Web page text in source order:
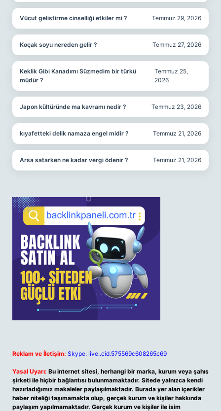
Vücut gelistirme cinselliği etkiler mi ? Temmuz 29, 2026
Koçak soyu nereden gelir ? Temmuz 27, 2026
Keklik Gibi Kanadımı Süzmedim bir türkü
müdür ?
Temmuz 25,
2026
Japon kültüründe ma kavramı nedir ? Temmuz 23, 2026
kıyafetteki delik namaza engel midir ? Temmuz 21, 2026
Arsa satarken ne kadar vergi ödenir ? Temmuz 21, 2026
Reklam ve İletişim: Skype: live:.cid.575569c608265c69
Yasal Uyarı: Bu internet sitesi, herhangi bir marka, kurum veya şahıs
şirketi ile hiçbir bağlantısı bulunmamaktadır. Sitede yalnızca kendi
hazırladığımız makaleler paylaşılmaktadır. Burada yer alan içerikler
haber niteliği taşımamakta olup, gerçek kurum ve kişiler hakkında
paylaşım yapılmamaktadır. Gerçek kurum ve kişiler ile isim